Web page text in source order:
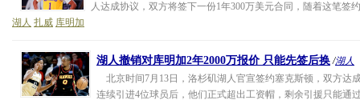
人达成协议，双方将签下一份1年300万美元合同，随着这笔签
湖人 扎威 库明加
湖人撤销对库明加2年2000万报价 只能先签后换 /湖人
北京时间7月13日，洛杉矶湖人官宣签约塞克斯顿，双方达
连续引进4位球员后，他们正式超出工资帽，剩余引援只能通